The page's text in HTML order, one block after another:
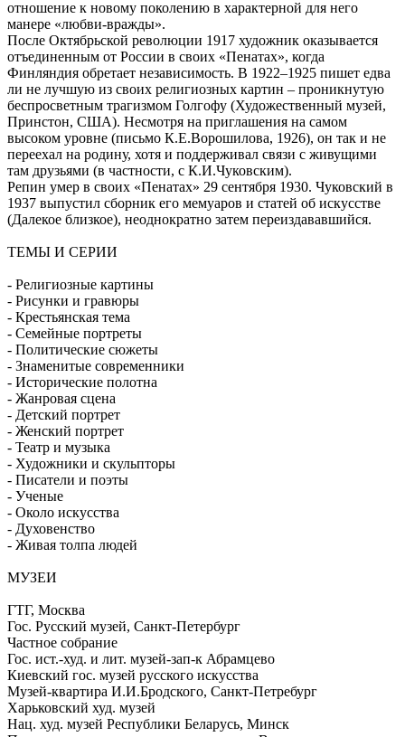
отношение к новому поколению в характерной для него
манере «любви-вражды».
После Октябрьской революции 1917 художник оказывается
отъединенным от России в своих «Пенатах», когда
Финляндия обретает независимость. В 1922–1925 пишет едва
ли не лучшую из своих религиозных картин – проникнутую
беспросветным трагизмом Голгофу (Художественный музей,
Принстон, США). Несмотря на приглашения на самом
высоком уровне (письмо К.Е.Ворошилова, 1926), он так и не
переехал на родину, хотя и поддерживал связи с живущими
там друзьями (в частности, с К.И.Чуковским).
Репин умер в своих «Пенатах» 29 сентября 1930. Чуковский в
1937 выпустил сборник его мемуаров и статей об искусстве
(Далекое близкое), неоднократно затем переиздававшийся.
ТЕМЫ И СЕРИИ
- Религиозные картины
- Рисунки и гравюры
- Крестьянская тема
- Семейные портреты
- Политические сюжеты
- Знаменитые современники
- Исторические полотна
- Жанровая сцена
- Детский портрет
- Женский портрет
- Театр и музыка
- Художники и скульпторы
- Писатели и поэты
- Ученые
- Около искусства
- Духовенство
- Живая толпа людей
МУЗЕИ
ГТГ, Москва
Гос. Русский музей, Санкт-Петербург
Частное собрание
Гос. ист.-худ. и лит. музей-зап-к Абрамцево
Киевский гос. музей русского искусства
Музей-квартира И.И.Бродского, Санкт-Петребург
Харьковский худ. музей
Нац. худ. музей Республики Беларусь, Минск